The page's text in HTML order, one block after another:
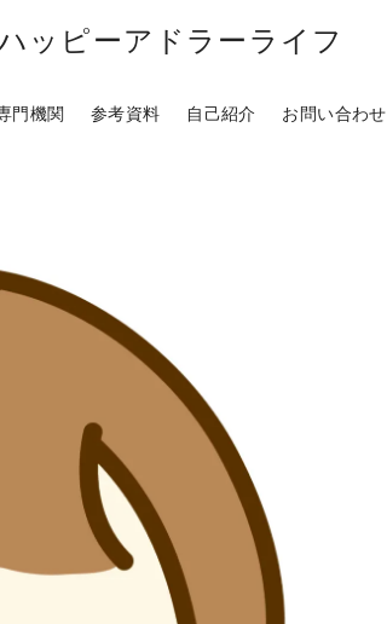
ッピーアドラーライフ
門機関 参考資料 自己紹介 お問い合わせ